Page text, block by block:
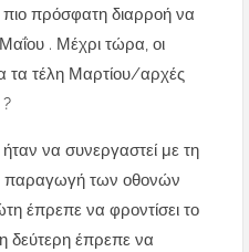
πρόσφατη διαρροή να
Μαΐου . Μέχρι τώρα, οι
τα τέλη Μαρτίου/αρχές
να συνεργαστεί με τη
παραγωγή των οθονών
έπρεπε να φροντίσει το
δεύτερη έπρεπε να